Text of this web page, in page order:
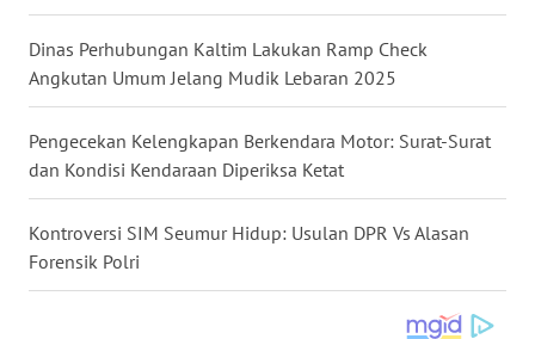
Dinas Perhubungan Kaltim Lakukan Ramp Check
Angkutan Umum Jelang Mudik Lebaran 2025
Pengecekan Kelengkapan Berkendara Motor: Surat-Surat
dan Kondisi Kendaraan Diperiksa Ketat
Kontroversi SIM Seumur Hidup: Usulan DPR Vs Alasan
Forensik Polri
WN
JOGJA
WN
JATIM